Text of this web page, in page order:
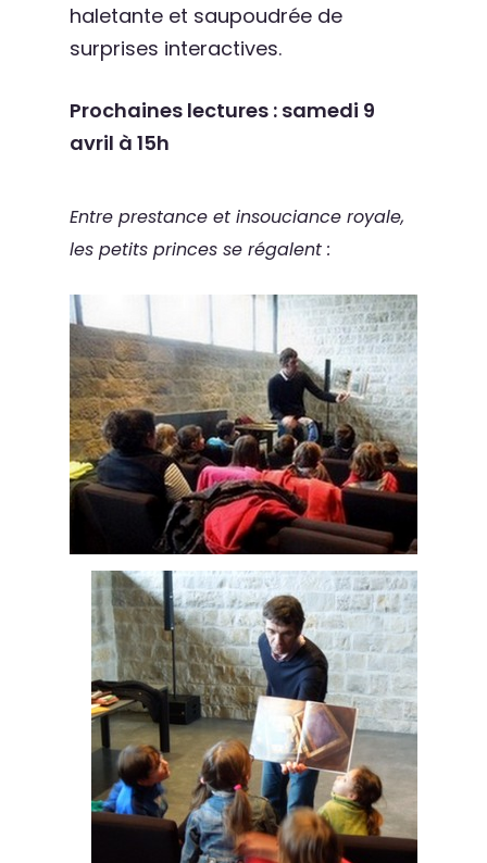
haletante et saupoudrée de
surprises interactives.
Prochaines lectures : samedi 9
avril à 15h
Entre prestance et insouciance royale,
les petits princes se régalent :